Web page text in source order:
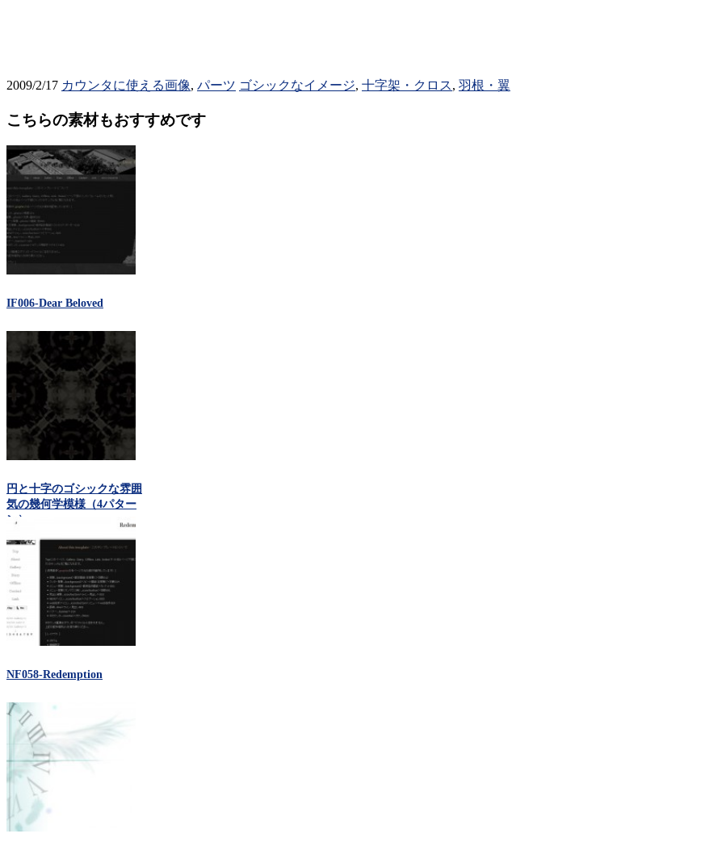
2009/2/17 カウンタに使える画像, パーツ ゴシックなイメージ, 十字架・クロス, 羽根・翼
こちらの素材もおすすめです
IF006-Dear Beloved
円と十字のゴシックな雰囲
気の幾何学模様（4パター
ン）
NF058-Redemption